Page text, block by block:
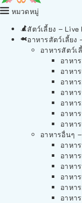
หมวดหมู่
สัตว์เลี้ยง – Live
อาหารสัตว์เลี้ยง
อาหารสัตว์เ
อาหา
อาหา
อาหา
อาหา
อาหา
อาหา
อาหา
อาหารอื่นๆ
อาหา
อาหา
อาหา
อาหา
อาหา
อาหา